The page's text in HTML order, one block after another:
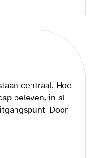
centraal. Hoe
beleven, in al
Door